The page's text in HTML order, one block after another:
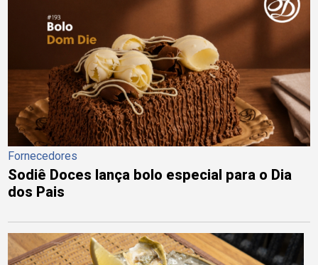
Fornecedores
Sodiê Doces lança bolo especial para o Dia
dos Pais